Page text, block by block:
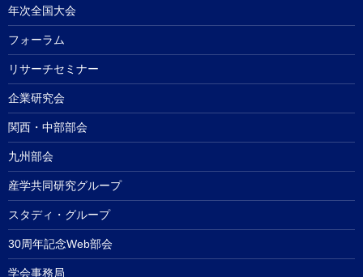
年次全国大会
フォーラム
リサーチセミナー
企業研究会
関西・中部部会
九州部会
産学共同研究グループ
スタディ・グループ
30周年記念Web部会
学会事務局